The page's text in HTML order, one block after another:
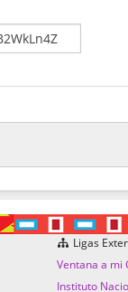
Ligas
Ventana a mi
Instituto